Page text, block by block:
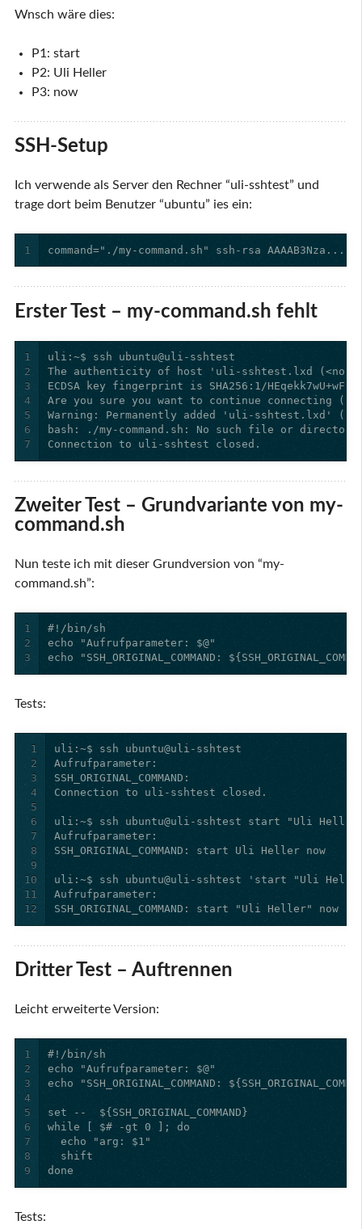
Wnsch wäre dies:
P1: start
P2: Uli Heller
P3: now
SSH-Setup
Ich verwende als Server den Rechner “uli-sshtest” und
trage dort beim Benutzer “ubuntu” ies ein:
1 command="./my-command.sh" ssh-rsa
Erster Test – my-command.sh fehlt
1
2
3
4
5
6
7
Connection to uli-sshtest closed.
Zweiter Test – Grundvariante von my-
command.sh
Nun teste ich mit dieser Grundversion von “my-
command.sh”:
1
2
3
echo "SSH_ORIGINAL_COMMAND:
Tests:
1
2
3
4
5
6
7
8
9
10
11
12
SSH_ORIGINAL_COMMAND: start "Uli Heller" now
Dritter Test – Auftrennen
Leicht erweiterte Version:
1
2
3
4
5
6
7
8
9
done
Tests: